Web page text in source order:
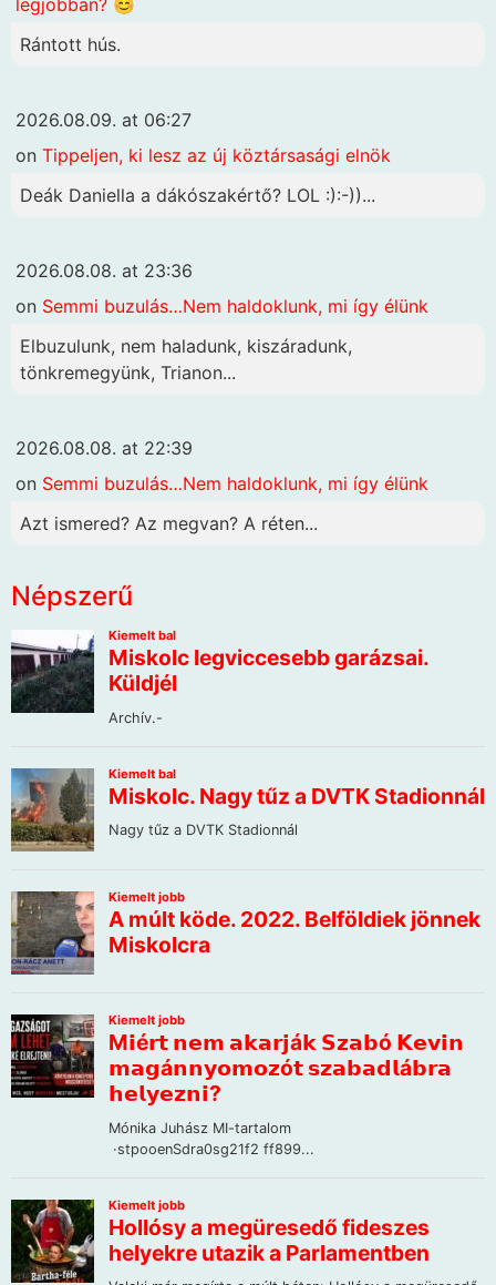
legjobban? 😊
Rántott hús.
2026.08.09. at 06:27
on Tippeljen, ki lesz az új köztársasági elnök
Deák Daniella a dákószakértő? LOL :):-))...
2026.08.08. at 23:36
on Semmi buzulás…Nem haldoklunk, mi így élünk
Elbuzulunk, nem haladunk, kiszáradunk,
tönkremegyünk, Trianon...
2026.08.08. at 22:39
on Semmi buzulás…Nem haldoklunk, mi így élünk
Azt ismered? Az megvan? A réten...
Népszerű